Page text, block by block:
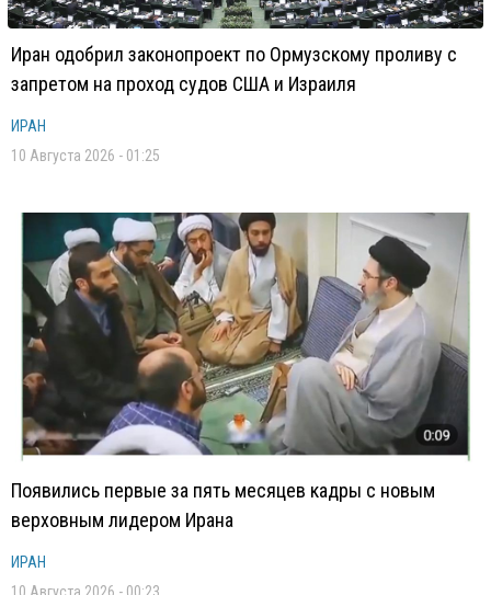
Иран одобрил законопроект по Ормузскому проливу с
запретом на проход судов США и Израиля
ИРАН
10 Августа 2026 - 01:25
Появились первые за пять месяцев кадры с новым
верховным лидером Ирана
ИРАН